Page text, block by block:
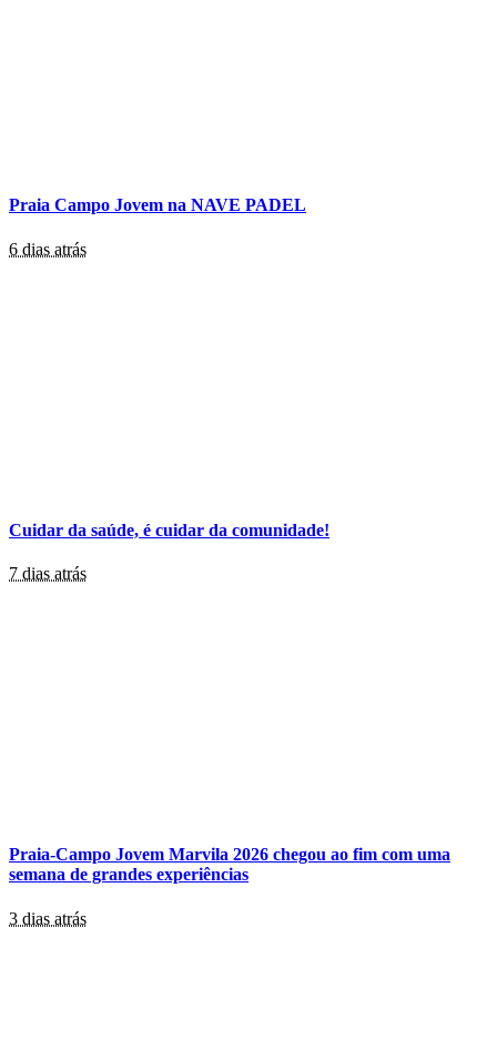
Praia Campo Jovem na NAVE PADEL
6 dias atrás
Cuidar da saúde, é cuidar da comunidade!
7 dias atrás
Praia-Campo Jovem Marvila 2026 chegou ao fim com uma
semana de grandes experiências
3 dias atrás